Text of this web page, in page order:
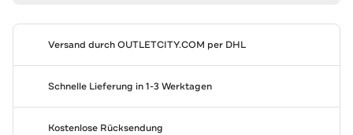
Versand durchOUTLETCITY.COM per DHL
Schnelle Lieferung in 1-3 Werktagen
Kostenlose Rücksendung